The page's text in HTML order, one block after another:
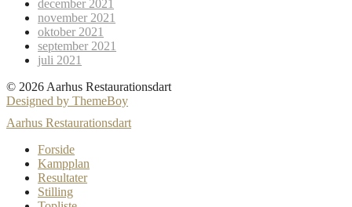
december 2021
november 2021
oktober 2021
september 2021
juli 2021
© 2026 Aarhus Restaurationsdart
Designed by ThemeBoy
Aarhus Restaurationsdart
Forside
Kampplan
Resultater
Stilling